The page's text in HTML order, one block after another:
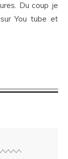
Du coup je
You tube et